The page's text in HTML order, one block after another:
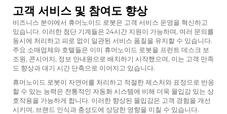
고객 서비스 및 참여도 향상
비즈니스 분야에서 휴머노이드 로봇은 고객 서비스 운영을 혁신하고
있습니다. 이러한 첨단 기계들은 24시간 지원이 가능하며, 여러 문의를
동시에 처리하고 피로 없이 일관된 서비스 품질을 유지할 수 있습니다.
주요 소매업체와 호텔들은 이미 휴머노이드 로봇을 프런트 데스크 보
조원, 콘시어지, 정보 안내원으로 배치하기 시작했으며, 이는 고객 만족
도 향상과 대기 시간 단축으로 이어지고 있습니다.
휴머노이드 로봇이 자연어를 처리하고 적절한 제스처와 표정으로 반응
할 수 있는 능력은 전통적인 자동화 시스템에 비해 더욱 몰입감 있는 상
호작용을 가능하게 합니다. 이러한 향상된 몰입감은 고객 경험을 개선
시키며, 브랜드 인식과 충성도에 상당한 영향을 미칠 수 있습니다.